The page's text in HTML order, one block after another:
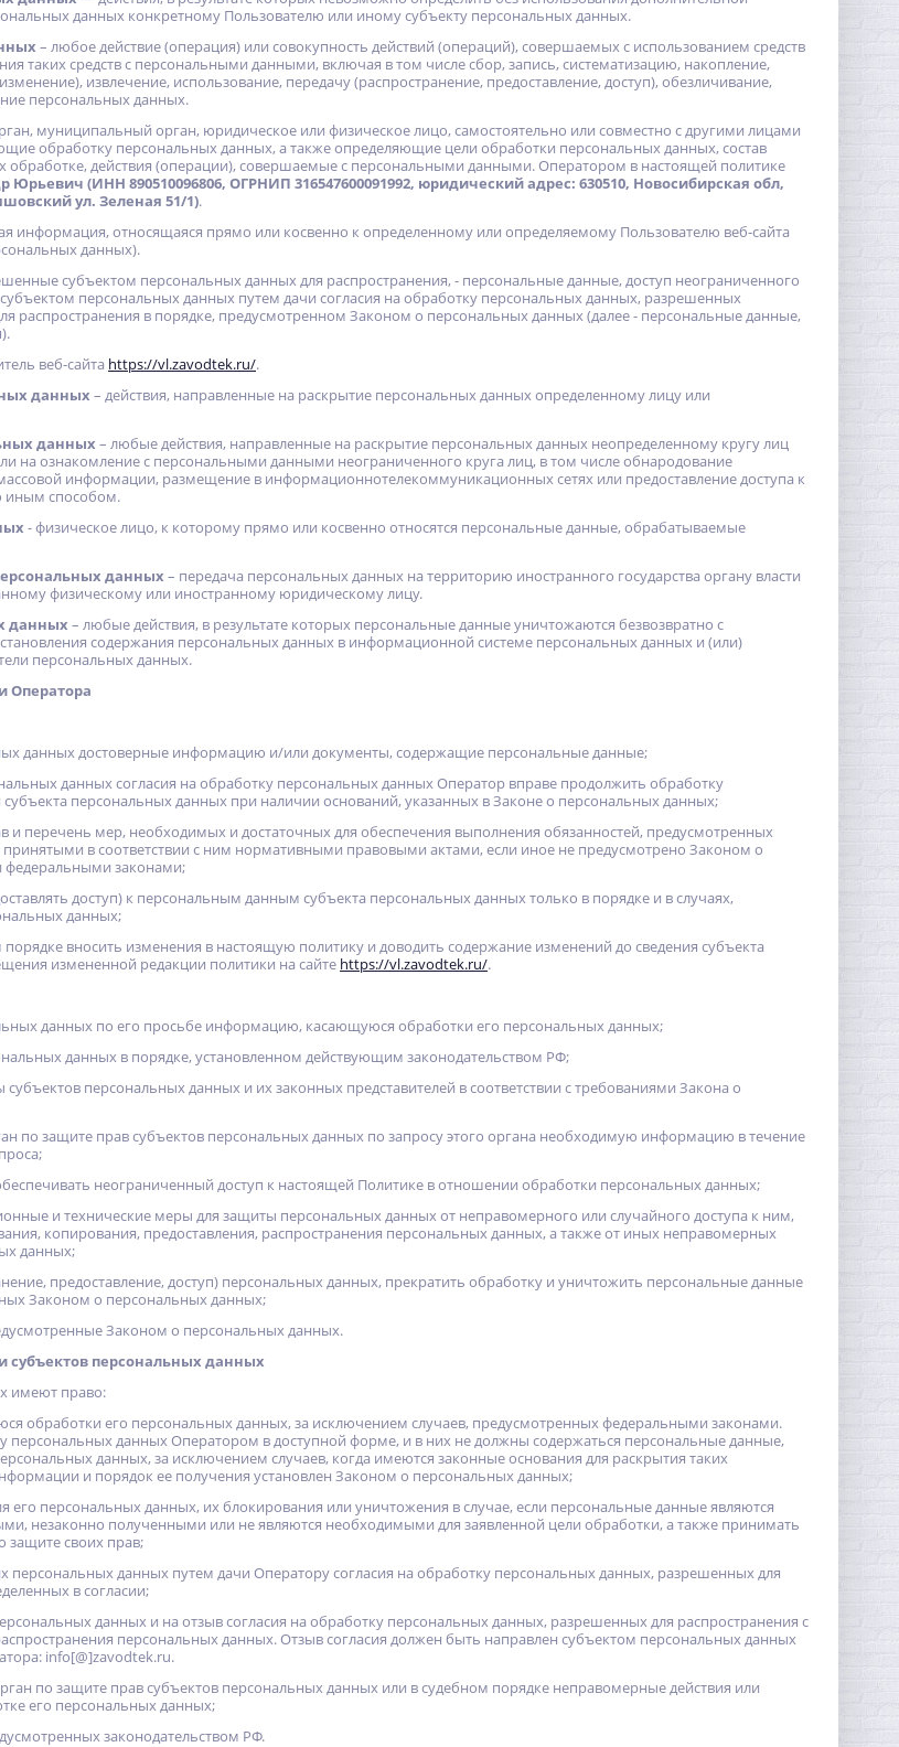
ХИТ
%
Мангал ROLAND Jr.
24 902
ХИТ
%
Конвектор электрический
5 380
данных конкретному Пользователю или иному субъекту персональных данных.
– любое действие (операция) или совокупность действий (операций), совершаемых с использованием средств
таких средств с персональными данными, включая в том числе сбор, запись, систематизацию, накопление,
извлечение, использование, передачу (распространение, предоставление, доступ), обезличивание,
персональных данных.
муниципальный орган, юридическое или физическое лицо, самостоятельно или совместно с другими лицами
обработку персональных данных, а также определяющие цели обработки персональных данных, состав
действия (операции), совершаемые с персональными данными. Оператором в настоящей политике
(ИНН 890510096806, ОГРНИП 316547600091992, юридический адрес: 630510, Новосибирская обл,
ул. Зеленая 51/1).
информация, относящаяся прямо или косвенно к определенному или определяемому Пользователю веб-сайта
данных).
субъектом персональных данных для распространения, - персональные данные, доступ неограниченного
персональных данных путем дачи согласия на обработку персональных данных, разрешенных
распространения в порядке, предусмотренном Законом о персональных данных (далее - персональные данные,
веб-сайта https://vl.zavodtek.ru/.
данных – действия, направленные на раскрытие персональных данных определенному лицу или
данных – любые действия, направленные на раскрытие персональных данных неопределенному кругу лиц
на ознакомление с персональными данными неограниченного круга лиц, в том числе обнародование
информации, размещение в информационнотелекоммуникационных сетях или предоставление доступа к
иным способом.
- физическое лицо, к которому прямо или косвенно относятся персональные данные, обрабатываемые
данных – передача персональных данных на территорию иностранного государства органу власти
физическому или иностранному юридическому лицу.
данных – любые действия, в результате которых персональные данные уничтожаются безвозвратно с
содержания персональных данных в информационной системе персональных данных и (или)
персональных данных.
Оператора
данных достоверные информацию и/или документы, содержащие персональные данные;
данных согласия на обработку персональных данных Оператор вправе продолжить обработку
персональных данных при наличии оснований, указанных в Законе о персональных данных;
и перечень мер, необходимых и достаточных для обеспечения выполнения обязанностей, предусмотренных
в соответствии с ним нормативными правовыми актами, если иное не предусмотрено Законом о
федеральными законами;
доступ) к персональным данным субъекта персональных данных только в порядке и в случаях,
данных;
вносить изменения в настоящую политику и доводить содержание изменений до сведения субъекта
измененной редакции политики на сайте https://vl.zavodtek.ru/.
данных по его просьбе информацию, касающуюся обработки его персональных данных;
данных в порядке, установленном действующим законодательством РФ;
персональных данных и их законных представителей в соответствии с требованиями Закона о
по защите прав субъектов персональных данных по запросу этого органа необходимую информацию в течение
неограниченный доступ к настоящей Политике в отношении обработки персональных данных;
и технические меры для защиты персональных данных от неправомерного или случайного доступа к ним,
копирования, предоставления, распространения персональных данных, а также от иных неправомерных
данных;
предоставление, доступ) персональных данных, прекратить обработку и уничтожить персональные данные
Законом о персональных данных;
Законом о персональных данных.
субъектов персональных данных
имеют право:
обработки его персональных данных, за исключением случаев, предусмотренных федеральными законами.
персональных данных Оператором в доступной форме, и в них не должны содержаться персональные данные,
данных, за исключением случаев, когда имеются законные основания для раскрытия таких
и порядок ее получения установлен Законом о персональных данных;
его персональных данных, их блокирования или уничтожения в случае, если персональные данные являются
незаконно полученными или не являются необходимыми для заявленной цели обработки, а также принимать
своих прав;
персональных данных путем дачи Оператору согласия на обработку персональных данных, разрешенных для
в согласии;
данных и на отзыв согласия на обработку персональных данных, разрешенных для распространения с
персональных данных. Отзыв согласия должен быть направлен субъектом персональных данных
info[@]zavodtek.ru.
по защите прав субъектов персональных данных или в судебном порядке неправомерные действия или
его персональных данных;
законодательством РФ.